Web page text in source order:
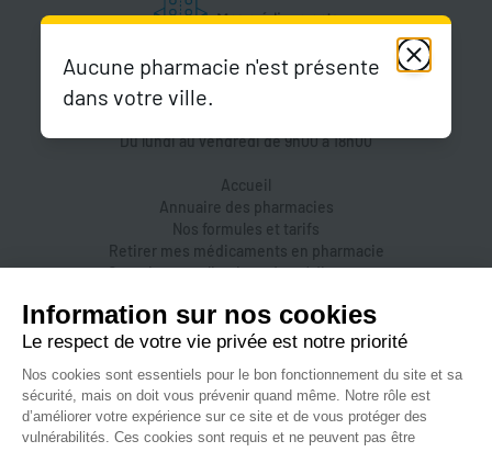
Du lundi au vendredi de 9h00 à 18h00
Accueil
Annuaire des pharmacies
Nos formules et tarifs
Retirer mes médicaments en pharmacie
Organiser une livraison de médicaments
Accès pharmaciens
Accès aidants
Aide et FAQ
Nous contacter
Accessibilité
Aucune pharmacie n'est présente
dans votre ville.